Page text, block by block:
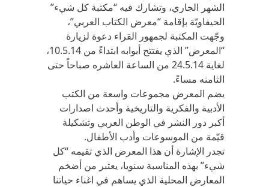
الشهر الجاري، وتشارك فيه “مكتبة كل شيء”
الحيفاويّة بإقامة “معرض الكتاب العربي”،
وجّهت المكتبة لجمهور القراء دعوة لزيارة
“المعرض” الذي يفتتح أبوابه ابتداءً من 10.5.14،
لغاية 24.5.14 من الساعة العاشره صباحاً حتى
الثامنه مساءً.
يضم المعرض مجموعات واسعة من الكتب
الأدبية والفكرية والتاريخية وأحدث اصدارات
أكبر دور النشر في الوطن العربي وتشكيلة
قيّمة من الموسوعات وأدب الأطفال.
تجدر الإشارة أن هذا المعرض الذي تقيمه “كل
شيء” بهذه المناسبة سنويا، يعتبر من أضخم
المعارض المحلية الذي يساهم في اغناء حياتنا